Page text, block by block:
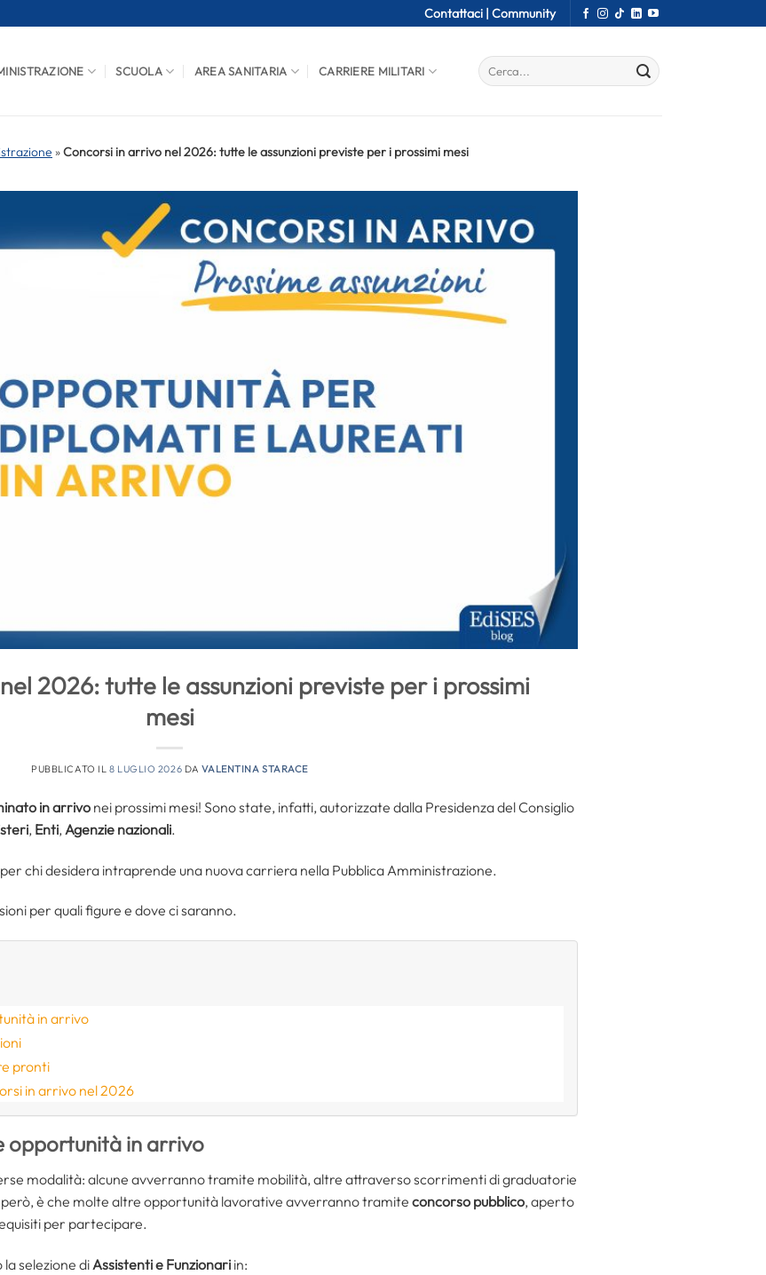
Contattaci | Community
SCUOLA AREA SANITARIA CARRIERE MILITARI
»Concorsi in arrivo nel 2026: tutte le assunzioni previste per i prossimi mesi
2026: tutte le assunzioni previste per i prossimi
mesi
PUBBLICATO IL 8 LUGLIO 2026 DAVALENTINA STARACE
in arrivo nei prossimi mesi! Sono state, infatti, autorizzate dalla Presidenza del Consiglio
, Enti, Agenzie nazionali.
chi desidera intraprende una nuova carriera nella Pubblica Amministrazione.
per quali figure e dove ci saranno.
in arrivo
pronti
in arrivo nel 2026
opportunità in arrivo
modalità: alcune avverranno tramite mobilità, altre attraverso scorrimenti di graduatorie
è che molte altre opportunità lavorative avverranno tramite concorso pubblico, aperto
per partecipare.
selezione diAssistenti e Funzionari in: